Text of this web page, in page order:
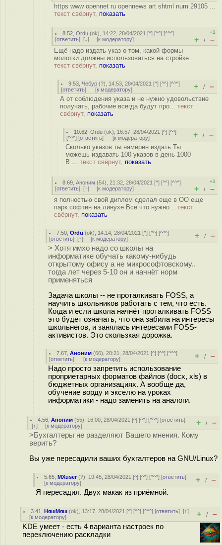
https www opennet ru opennews art shtml num 29105 ...
текст свёрнут, показать
8.52 ,Ordu (ok), 14:22, 28/04/2021 [^] [^^] [^^^]
[ответить] [↓] [к модератору]
+1
+ / –
Ещё надо издать указ о том, какой формы
молотки должны использоваться на стройке...
текст свёрнут, показать
9.53 Чебур (?), 14:53, 28/04/2021 [^] [^^] [^^^]
[ответить] [к модератору] + / –
А от соблюдения указа и не нужно удовольствие
получать, рабочие всегда будут про... текст
свёрнут, показать
10.62 ,Ordu (ok), 16:57, 28/04/2021 [^] [^^]
[^^^] [ответить] [к модератору] + / –
Сколько указов ты намерен издать Ты
можешь издавать 100 указов в день 1000
В ... текст свёрнут, показать
8.69 ,Аноним (54), 21:32, 28/04/2021 [^] [^^] [^^^]
[ответить] [↑] [к модератору]
+1
+ / –
я полностью свой диплом сделал еще в ОО еще
парк софтин на линухе Все что нужно... текст
свёрнут, показать
7.50 ,Ordu (ok), 14:14, 28/04/2021 [^] [^^] [^^^]
[ответить] [↑] [к модератору] + / –
> Хотя имхо надо со школы на
информатике обучать какому-нибудь
открытому офису а не микрософтовскому..
тогда лет через 5-10 он и начнёт норм
применяться
Задача школы -- не проталкивать FOSS, а
научить школьников работать с тем, что есть.
Когда и если школа начнёт проталкивать FOSS
это будет означать, что она забила на интересы
школьнегов, и занялась интересами FOSS-
активистов. Это скользкая дорожка.
7.67 ,Аноним (66), 20:21, 28/04/2021 [^] [^^] [^^^]
[ответить] [к модератору] + / –
Надо просто запретить использование
проприетарных форматов файлов (docx, xls) в
бюджетных организациях. А вообще да,
обучение ворду и экселю на уроках
информатики - надо заменить на аналоги.
4.56 ,Аноним (55), 16:00, 28/04/2021 [^] [^^] [^^^] [ответить]
[↑] [к модератору] + / –
>Бухгалтеры не разделяют Вашего мнения. Кому
верить?
Вы уже пересадили ваших бухгалтеров на GNU/Linux?
5.65 ,MXuser(?), 19:45, 28/04/2021 [^] [^^] [^^^] [ответить]
[к модератору] + / –
Я пересадил. Двух макак из приёмной.
3.41 ,НяшМяш (ok), 13:17, 28/04/2021 [^] [^^] [^^^] [ответить][↑]
[к модератору] + / –
KDE умеет - есть 4 варианта настроек по
переключению раскладки